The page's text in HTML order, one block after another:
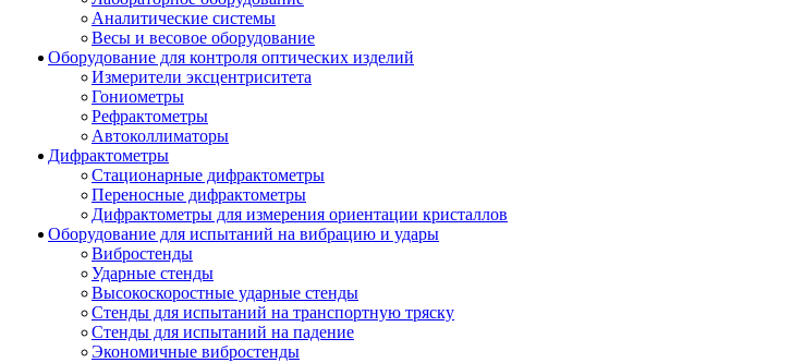
Аналитические системы
Весы и весовое оборудование
Оборудование для контроля оптических изделий
Измерители эксцентриситета
Гониометры
Рефрактометры
Автоколлиматоры
Дифрактометры
Стационарные дифрактометры
Переносные дифрактометры
Дифрактометры для измерения ориентации кристаллов
Оборудование для испытаний на вибрацию и удары
Вибростенды
Ударные стенды
Высокоскоростные ударные стенды
Стенды для испытаний на транспортную тряску
Стенды для испытаний на падение
Экономичные вибростенды